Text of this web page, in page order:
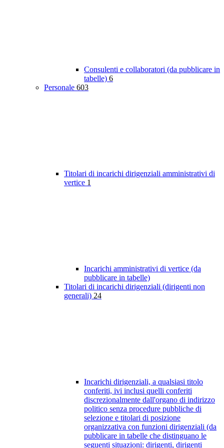
Consulenti e collaboratori (da pubblicare in
tabelle) 6
Personale 603
Titolari di incarichi dirigenziali amministrativi di
vertice 1
Incarichi amministrativi di vertice (da
pubblicare in tabelle)
Titolari di incarichi dirigenziali (dirigenti non
generali) 24
Incarichi dirigenziali, a qualsiasi titolo
conferiti, ivi inclusi quelli conferiti
discrezionalmente dall'organo di indirizzo
politico senza procedure pubbliche di
selezione e titolari di posizione
organizzativa con funzioni dirigenziali (da
pubblicare in tabelle che distinguano le
seguenti situazioni: dirigenti, dirigenti